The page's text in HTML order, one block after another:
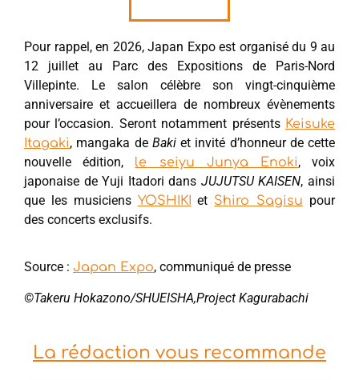
Pour rappel, en 2026, Japan Expo est organisé du 9 au
12 juillet au Parc des Expositions de Paris-Nord
Villepinte. Le salon célèbre son vingt-cinquième
anniversaire et accueillera de nombreux évènements
pour l’occasion. Seront notamment présents Keisuke
Itagaki, mangaka de Bakiet invité d’honneur de cette
nouvelle édition, le seiyu Junya Enoki, voix
japonaise de Yuji Itadori dans JUJUTSU KAISEN, ainsi
que les musiciens YOSHIKI et Shiro Sagisu pour
des concerts exclusifs.
Source : Japan Expo, communiqué de presse
©Takeru Hokazono/SHUEISHA,Project Kagurabachi
La rédaction vous recommande